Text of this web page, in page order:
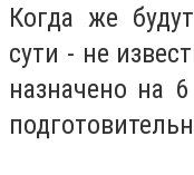
Когда же
сути - не
назначено на